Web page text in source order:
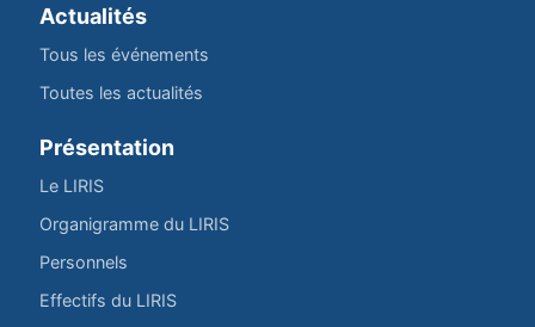
Actualités
Tous les événements
Toutes les actualités
Présentation
Le LIRIS
Organigramme du LIRIS
Personnels
Effectifs du LIRIS